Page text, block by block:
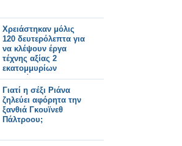
Χρειάστηκαν μόλις
120 δευτερόλεπτα για
να κλέψουν έργα
τέχνης αξίας 2
εκατομμυρίων
δολαρίων
Γιατί η σέξι Ριάνα
ζηλεύει αφόρητα την
ξανθιά Γκουϊνεθ
Πάλτροου;